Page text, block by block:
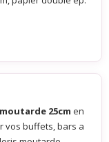
25cm en
vos buffets, bars a